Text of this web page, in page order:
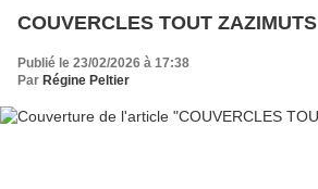
COUVERCLES TOUT ZAZIMUTS
Publié le 23/02/2026 à 17:38
Par Régine Peltier